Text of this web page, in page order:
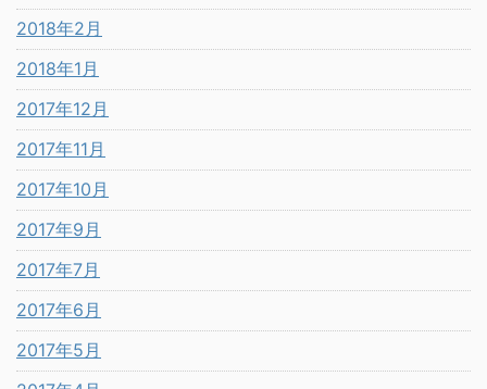
2018年2月
2018年1月
2017年12月
2017年11月
2017年10月
2017年9月
2017年7月
2017年6月
2017年5月